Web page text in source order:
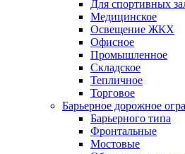
Для спортивных
Медицинское
Освещение ЖКХ
Офисное
Промышленное
Складское
Тепличное
Торговое
Барьерное дорожное
Барьерного типа
Фронтальные
Мостовые